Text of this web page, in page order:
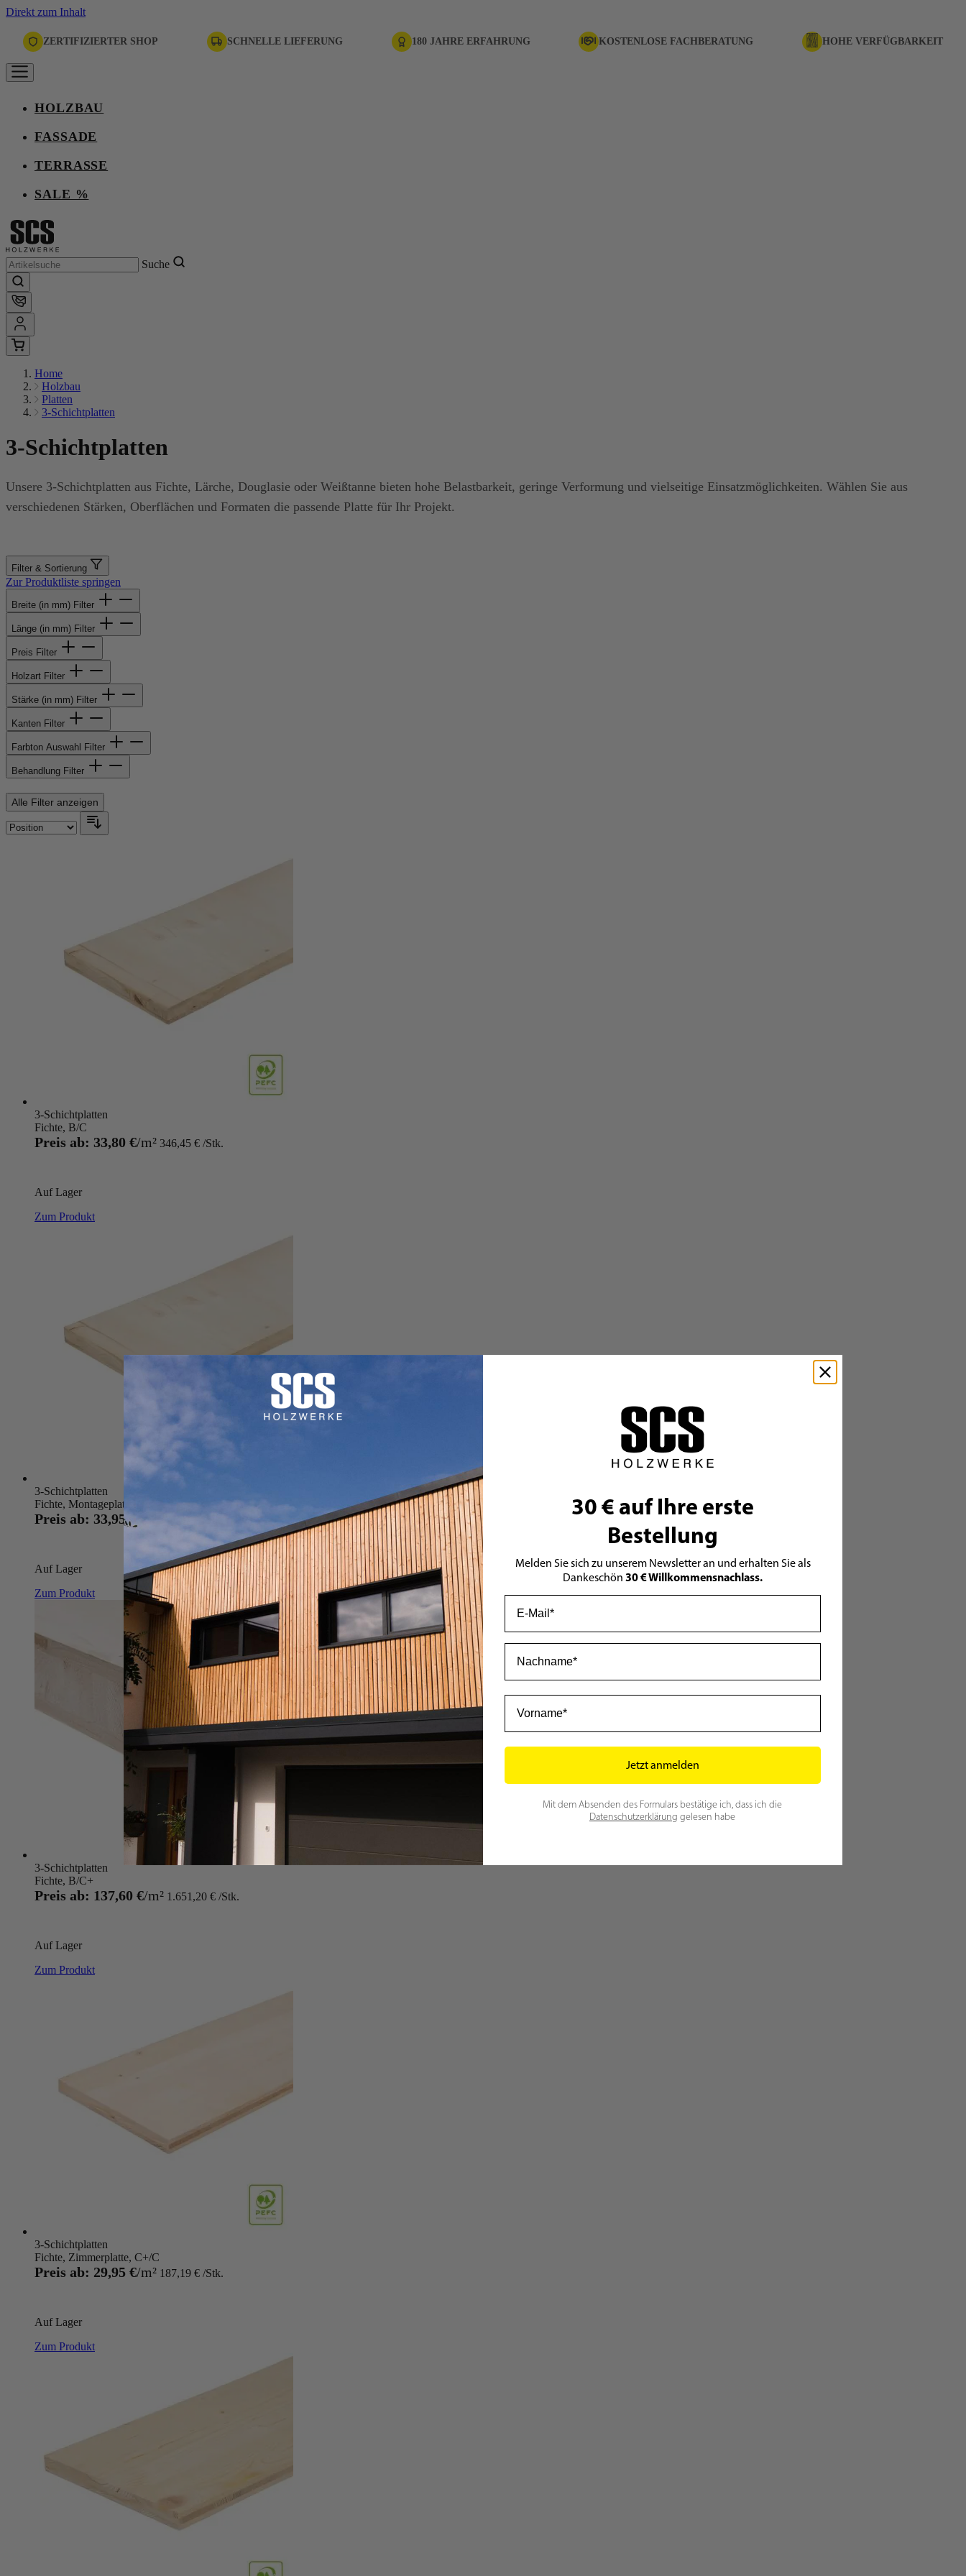
Direkt zum Inhalt
ZERTIFIZIERTER SHOP SCHNELLE LIEFERUNG 180 JAHRE ERFAHRUNG KOSTENLOSE FACHBERATUNG HOHE VERFÜGBARKEIT
HOLZBAU
FASSADE
TERRASSE
SALE %
Suche
Home
Holzbau
Platten
3-Schichtplatten
3-Schichtplatten
Unsere 3-Schichtplatten aus Fichte, Lärche, Douglasie oder Weißtanne bieten hohe Belastbarkeit, geringe Verformung und vielseitige Einsatzmöglichkeiten. Wählen Sie aus
verschiedenen Stärken, Oberflächen und Formaten die passende Platte für Ihr Projekt.
Filter & Sortierung
Zur Produktliste springen
Breite (in mm) Filter
Länge (in mm) Filter
Preis Filter
Holzart Filter
Stärke (in mm) Filter
Kanten Filter
Farbton Auswahl Filter
Behandlung Filter
Alle Filter anzeigen
3-Schichtplatten
Fichte, B/C
Preis ab: 33,80 € 346,45 €
Auf Lager
Zum Produkt
3-Schichtplatten
Fichte, Montageplatten, B/C
Preis ab: 33,95 € 127,31 €
Auf Lager
Zum Produkt
3-Schichtplatten
Fichte, B/C+
Preis ab: 137,60 € 1.651,20 €
Auf Lager
Zum Produkt
3-Schichtplatten
Fichte, Zimmerplatte, C+/C
Preis ab: 29,95 € 187,19 €
Auf Lager
Zum Produkt
30 € auf Ihre erste
Bestellung
Melden Sie sich zu unserem Newsletter an und erhalten Sie als
Dankeschön 30 € Willkommensnachlass.
Jetzt anmelden
Mit dem Absenden des Formulars bestätige ich, dass ich die
Datenschutzerklärung gelesen habe